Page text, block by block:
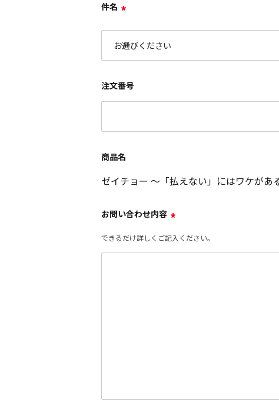
件名 *
注文番号
商品名
ゼイチョー ～「払えない」にはワケがあ
お問い合わせ内容 *
できるだけ詳しくご記入ください。